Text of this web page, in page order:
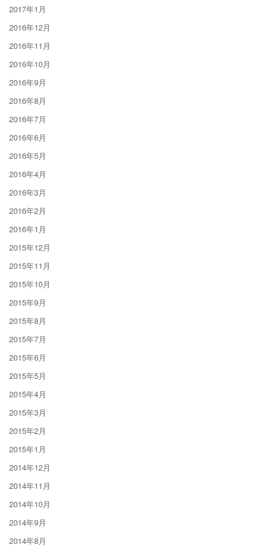
2017年1月
2016年12月
2016年11月
2016年10月
2016年9月
2016年8月
2016年7月
2016年6月
2016年5月
2016年4月
2016年3月
2016年2月
2016年1月
2015年12月
2015年11月
2015年10月
2015年9月
2015年8月
2015年7月
2015年6月
2015年5月
2015年4月
2015年3月
2015年2月
2015年1月
2014年12月
2014年11月
2014年10月
2014年9月
2014年8月